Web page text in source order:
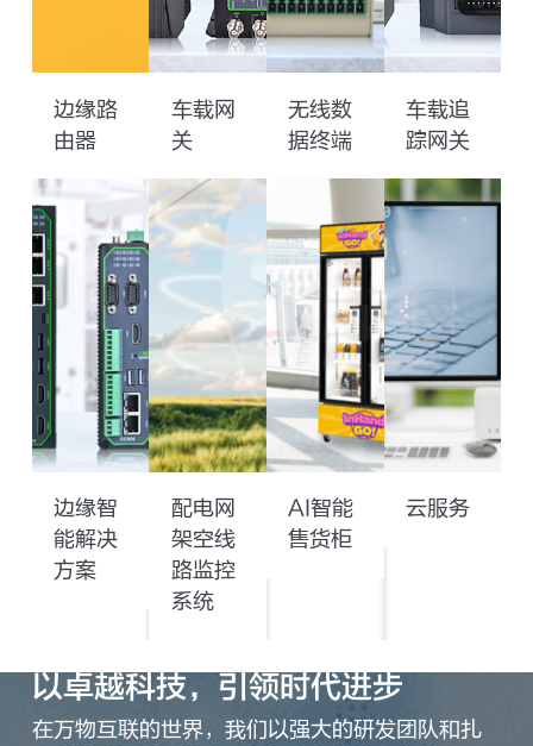
边缘路
由器
车载网
关
无线数
据终端
车载追
踪网关
边缘智
能解决
方案
配电网
架空线
路监控
系统
AI智能
售货柜
云服务
以卓越科技，引领时代进步
在万物互联的世界，我们以强大的研发团队和扎